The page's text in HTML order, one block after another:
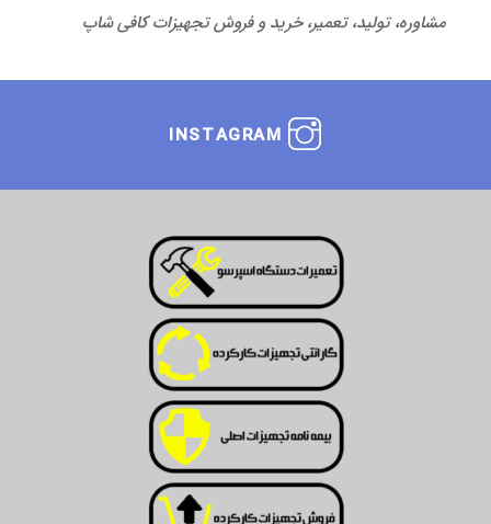
مشاوره، تولید، تعمیر، خرید و فروش تجهیزات کافی شاپ
INSTAGRAM